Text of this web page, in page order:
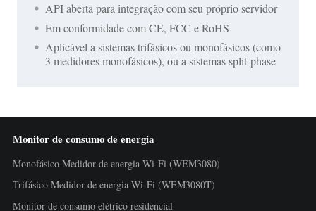
API aberta para integração com seu próprio servidor
Em conformidade com CE, FCC e RoHS
Aplicável a sistemas trifásicos ou monofásicos (como
3 medidores monofásicos), ou a sistemas split-phase
Monitor de consumo de energia
Monofásico Medidor de energia Wi-Fi (WEM3080)
Trifásico Medidor de energia Wi-Fi (WEM3080T)
Monitor de consumo elétrico residencial